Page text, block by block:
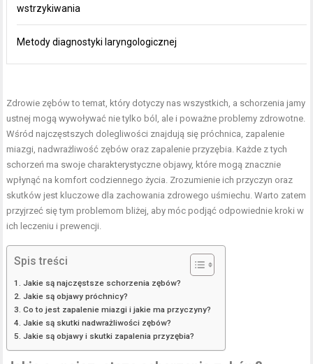
wstrzykiwania
Metody diagnostyki laryngologicznej
Zdrowie zębów to temat, który dotyczy nas wszystkich, a schorzenia jamy
ustnej mogą wywoływać nie tylko ból, ale i poważne problemy zdrowotne.
Wśród najczęstszych dolegliwości znajdują się próchnica, zapalenie
miazgi, nadwrażliwość zębów oraz zapalenie przyzębia. Każde z tych
schorzeń ma swoje charakterystyczne objawy, które mogą znacznie
wpłynąć na komfort codziennego życia. Zrozumienie ich przyczyn oraz
skutków jest kluczowe dla zachowania zdrowego uśmiechu. Warto zatem
przyjrzeć się tym problemom bliżej, aby móc podjąć odpowiednie kroki w
ich leczeniu i prewencji.
Spis treści
Jakie są najczęstsze schorzenia zębów?
Jakie są objawy próchnicy?
Co to jest zapalenie miazgi i jakie ma przyczyny?
Jakie są skutki nadwrażliwości zębów?
Jakie są objawy i skutki zapalenia przyzębia?